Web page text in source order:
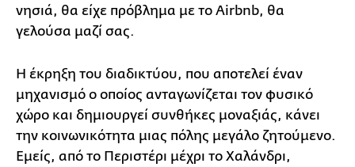
νησιά, θα είχε πρόβλημα με το Airbnb, θα
γελούσα μαζί σας.
Η έκρηξη του διαδικτύου, που αποτελεί έναν
μηχανισμό ο οποίος ανταγωνίζεται τον φυσικό
χώρο και δημιουργεί συνθήκες μοναξιάς, κάνει
την κοινωνικότητα μιας πόλης μεγάλο ζητούμενο.
Εμείς, από το Περιστέρι μέχρι το Χαλάνδρι,